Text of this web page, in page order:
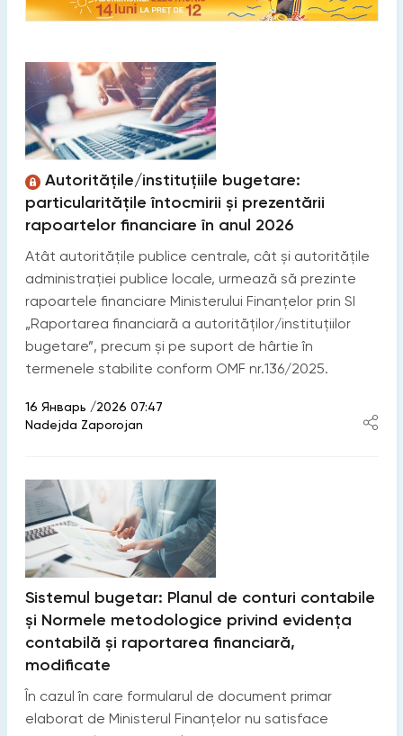
Autoritățile/instituțiile bugetare:
particularitățile întocmirii și prezentării
rapoartelor financiare în anul 2026
Atât autoritățile publice centrale, cât și autoritățile
administrației publice locale, urmează să prezinte
rapoartele financiare Ministerului Finanțelor prin SI
„Raportarea financiară a autorităților/instituțiilor
bugetare”, precum și pe suport de hârtie în
termenele stabilite conform OMF nr.136/2025.
16 Январь /2026 07:47
Nadejda Zaporojan
Sistemul bugetar: Planul de conturi contabile
și Normele metodologice privind evidența
contabilă și raportarea financiară,
modificate
În cazul în care formularul de document primar
elaborat de Ministerul Finanțelor nu satisface